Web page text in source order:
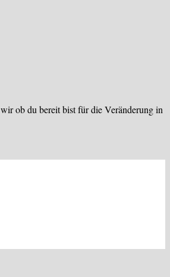
ob du bereit bist für die Veränderung in